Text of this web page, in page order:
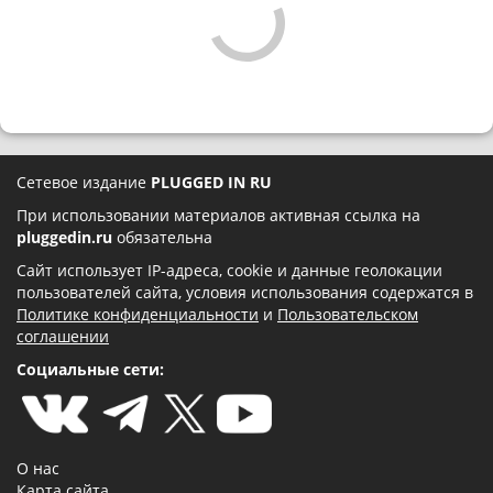
Сетевое издание PLUGGED IN RU
При использовании материалов активная ссылка на
pluggedin.ru обязательна
Сайт использует IP-адреса, cookie и данные геолокации
пользователей сайта, условия использования содержатся в
Политике конфиденциальности и Пользовательском
соглашении
Социальные сети:
О нас